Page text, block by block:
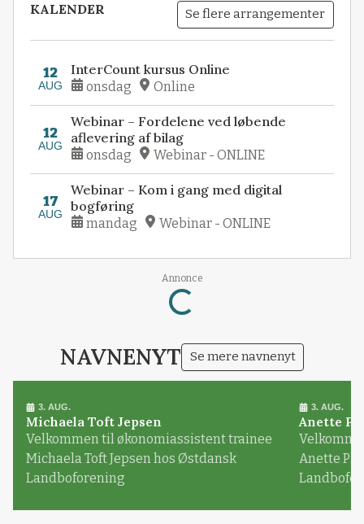
KALENDER Se flere arrangementer
12
AUG
InterCount kursus Online
onsdag Online
12
AUG
Webinar – Fordelene ved løbende
aflevering af bilag
onsdag Webinar - ONLINE
17
AUG
Webinar – Kom i gang med digital
bogføring
mandag Webinar - ONLINE
Annonce
Loading...
NAVNENYT Se mere navnenyt
3. AUG.
Michaela Toft Jepsen
Velkommen til økonomiassistent trainee
Michaela Toft Jepsen hos Østdansk
Landboforening
3. AUG.
Anette
Anette